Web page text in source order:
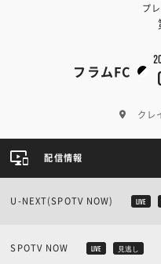
プ
フラムFC
クレ
配信情報
U-NEXT(SPOTV NOW) LIVE
SPOTV NOW LIVE 見逃し